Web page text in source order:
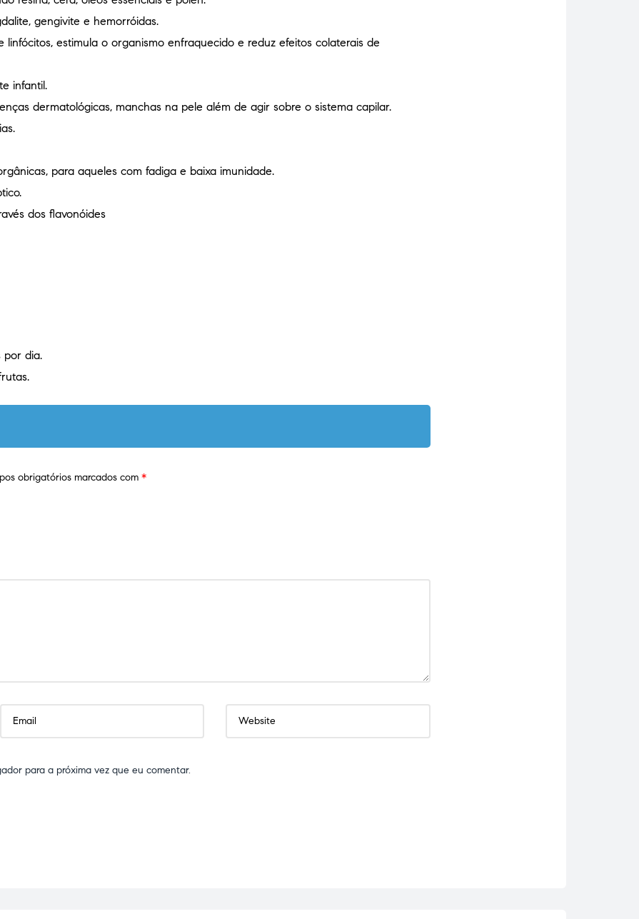
gengivite e hemorróidas.
estimula o organismo enfraquecido e reduz efeitos colaterais de
infantil.
dermatológicas, manchas na pele além de agir sobre o sistema capilar.
para aqueles com fadiga e baixa imunidade.
dos flavonóides
por dia.
obrigatórios marcados com *
para a próxima vez que eu comentar.